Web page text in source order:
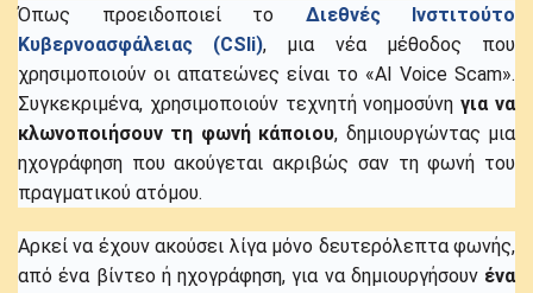
Όπως προειδοποιεί το Διεθνές Ινστιτούτο
Κυβερνοασφάλειας (CSIi), μια νέα μέθοδος που
χρησιμοποιούν οι απατεώνες είναι το «AI Voice Scam».
Συγκεκριμένα, χρησιμοποιούν τεχνητή νοημοσύνηγια να
κλωνοποιήσουν τη φωνή κάποιου, δημιουργώντας μια
ηχογράφηση που ακούγεται ακριβώς σαν τη φωνή του
πραγματικού ατόμου.
Αρκεί να έχουν ακούσει λίγα μόνο δευτερόλεπτα φωνής,
από ένα βίντεο ή ηχογράφηση, για να δημιουργήσουνένα